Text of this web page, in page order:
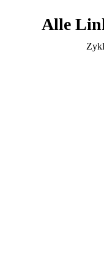
Alle